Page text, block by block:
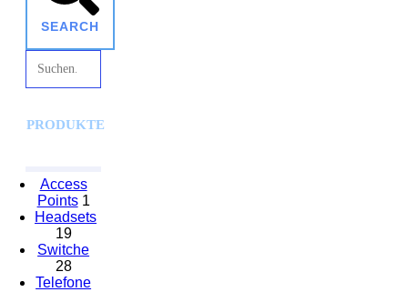
SEARCH
PRODUKTE
Access
Points 1
Headsets
19
Switche
28
Telefone